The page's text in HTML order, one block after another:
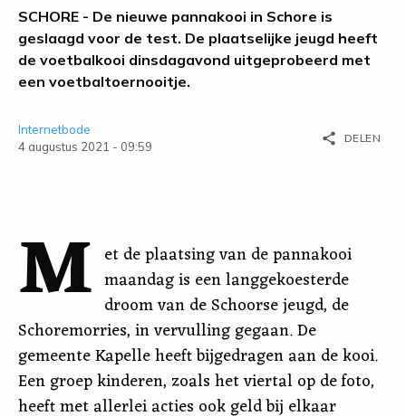
SCHORE - De nieuwe pannakooi in Schore is
geslaagd voor de test. De plaatselijke jeugd heeft
de voetbalkooi dinsdagavond uitgeprobeerd met
een voetbaltoernooitje.
Internetbode
4 augustus 2021 - 09:59
share DELEN
M et de plaatsing van de pannakooi
maandag is een langgekoesterde
droom van de Schoorse jeugd, de
Schoremorries, in vervulling gegaan. De
gemeente Kapelle heeft bijgedragen aan de kooi.
Een groep kinderen, zoals het viertal op de foto,
heeft met allerlei acties ook geld bij elkaar